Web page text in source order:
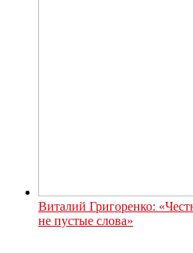
Виталий Григоренко:
не пустые слова»